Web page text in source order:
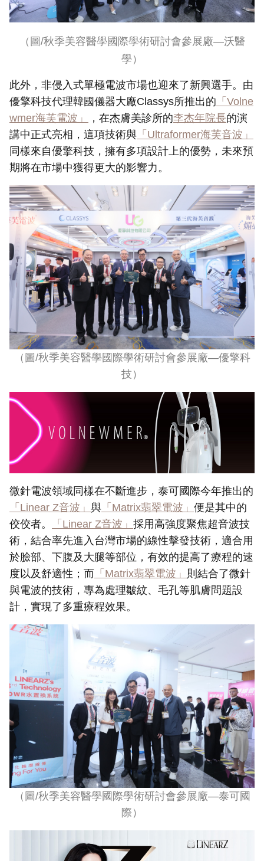
（圖/秋季美容醫學國際學術研討會參展廠—沃醫
學）
此外，非侵入式單極電波市場也迎來了新興選手。由
優擎科技代理韓國儀器大廠Classys所推出的 「Volne
wmer海芙電波」
，在杰膚美診所的李杰年院長的演
講中正式亮相， 這項技術與 「Ultraformer海芙音波」
同樣來自優擎科技 ，擁有多項設計上的優勢，未來預
期將在市場中獲得更大的影響力。
（圖/秋季美容醫學國際學術研討會參展廠—優擎科
技）
微針電波領域同樣在不斷進步，泰可國際今年推出的
「Linear Z音波」 與 「Matrix翡翠電波」 便是其中的
佼佼者。
「Linear Z音波」 採用高強度聚焦超音波技
術，結合率先進入台灣市場的線性擊發技術，適合用
於臉部、下腹及大腿等部位，有效的提高了療程的速
度以及舒適性；而 「Matrix翡翠電波」 則結合了微針
與電波的技術，專為處理皺紋、毛孔等肌膚問題設
計，實現了多重療程效果。
（圖/秋季美容醫學國際學術研討會參展廠—泰可國
際）